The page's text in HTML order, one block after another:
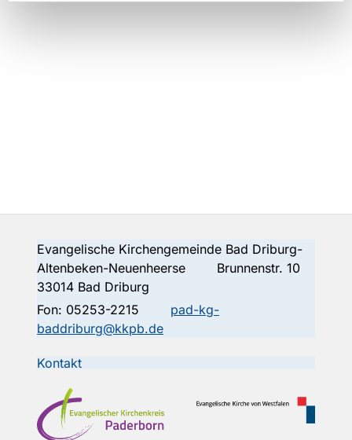
Evangelische Kirchengemeinde Bad Driburg-
Altenbeken-Neuenheerse Brunnenstr. 10
33014 Bad Driburg
Fon: 05253-2215
pad-kg-
baddriburg@kkpb.de
Kontakt